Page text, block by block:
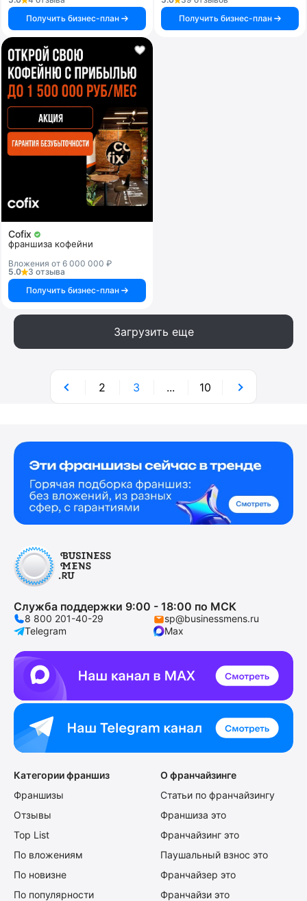
Получить бизнес-план
Получить бизнес-план
Cofix
франшиза кофейни
Вложения от 6 000 000 ₽
5.0
3 отзыва
Получить бизнес-план
Загрузить еще
2 3 ... 10
Служба поддержки 9:00 - 18:00 по МСК
8 800 201-40-29
sp@businessmens.ru
Telegram
Max
Категории франшиз
Франшизы
Отзывы
Top List
По вложениям
По новизне
По популярности
О франчайзинге
Статьи по франчайзингу
Франшиза это
Франчайзинг это
Паушальный взнос это
Франчайзер это
Франчайзи это